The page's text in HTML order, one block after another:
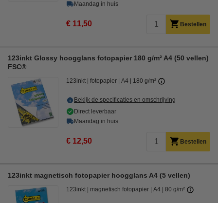
Maandag in huis
€ 11,50 Bestellen
123inkt Glossy hoogglans fotopapier 180 g/m² A4 (50 vellen)
FSC®
123inkt fotopapier A4 180 g/m²
Bekijk de specificaties en omschrijving
Direct leverbaar
Maandag in huis
€ 12,50 Bestellen
123inkt magnetisch fotopapier hoogglans A4 (5 vellen)
123inkt magnetisch fotopapier A4 80 g/m²